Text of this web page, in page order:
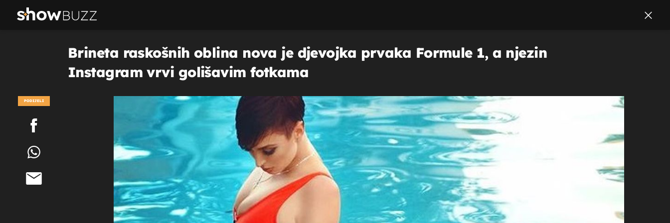
Brineta raskošnih oblina nova je djevojka prvaka Formule 1, a njezin
Instagram vrvi golišavim fotkama
PODIJELI